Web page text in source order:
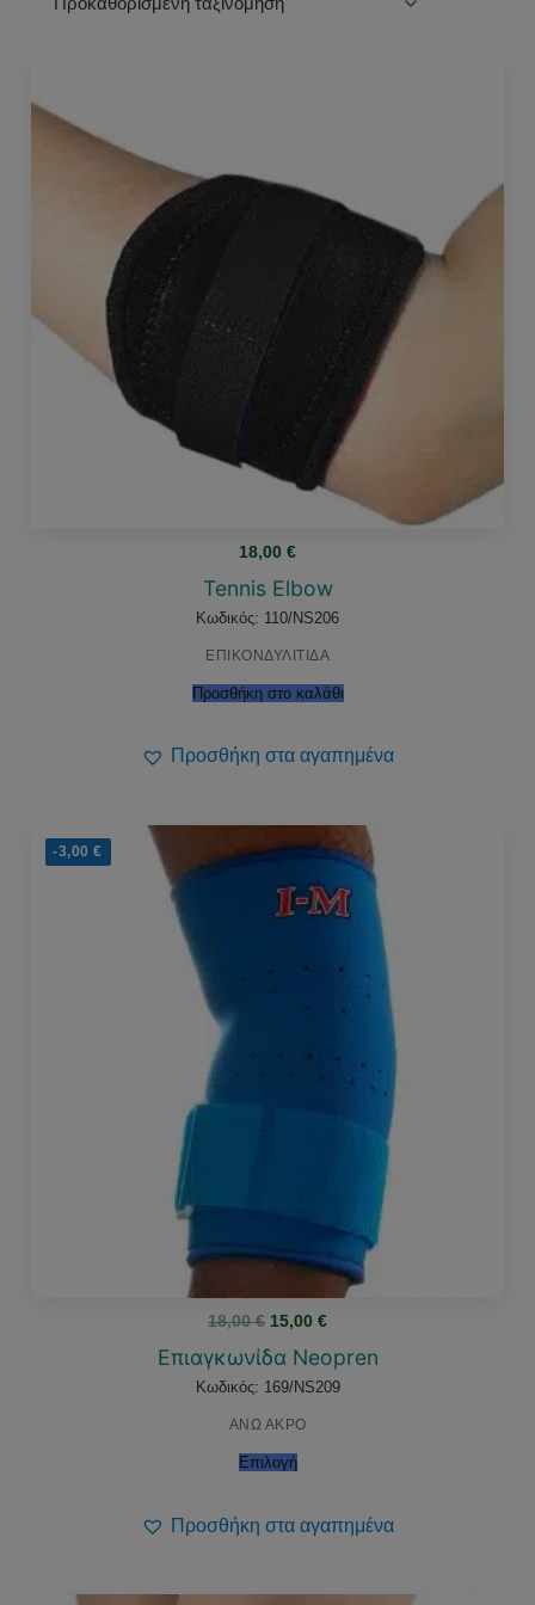
18,00 €
Tennis Elbow
Κωδικός: 110/NS206
ΕΠΙΚΟΝΔΥΛΙΤΙΔΑ
Προσθήκη στο καλάθι
Προσθήκη στα αγαπημένα
-3,00€
18,00€ Original
was:
18,00 €.
15,00 €Η
τιμή
είναι:
15,00 €.
Επιαγκωνίδα Neopren
Κωδικός: 169/NS209
ΑΝΩ ΑΚΡΟ
Επιλογή
Προσθήκη στα αγαπημένα